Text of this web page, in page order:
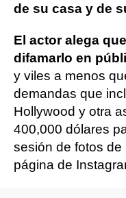
de su casa y de
El actor alega
difamarlo en
y viles a menos
demandas que
Hollywood y otra
400,000 dólares
sesión de fotos de
página de